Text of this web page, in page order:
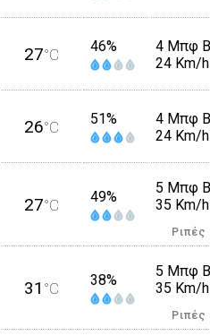
27°C 46%
4 Μπφ B
24 Km/h
26°C 51%
4 Μπφ B
24 Km/h
27°C 49%
5 Μπφ B
35 Km/h
31 °C 38%
5 Μπφ B
35 Km/h